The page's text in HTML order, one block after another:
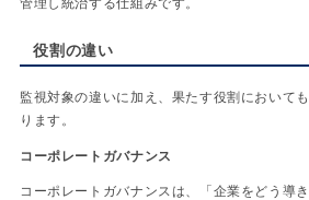
管理し統治する仕組みです。
役割の違い
監視対象の違いに加え、果たす役割において
ります。
コーポレートガバナンス
コーポレートガバナンスは、「企業をどう導